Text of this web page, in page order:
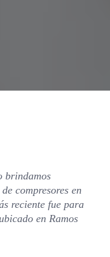
brindamos
compresores en
reciente fue para
en Ramos